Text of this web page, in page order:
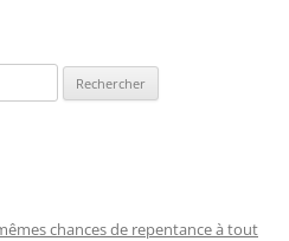
chances de repentance à tout